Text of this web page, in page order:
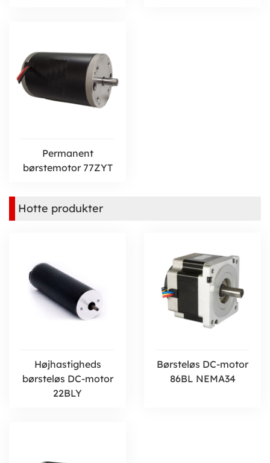
Permanent
børstemotor 77ZYT
Hotte produkter
Højhastigheds
børsteløs DC-motor
22BLY
Børsteløs DC-motor
86BL NEMA34